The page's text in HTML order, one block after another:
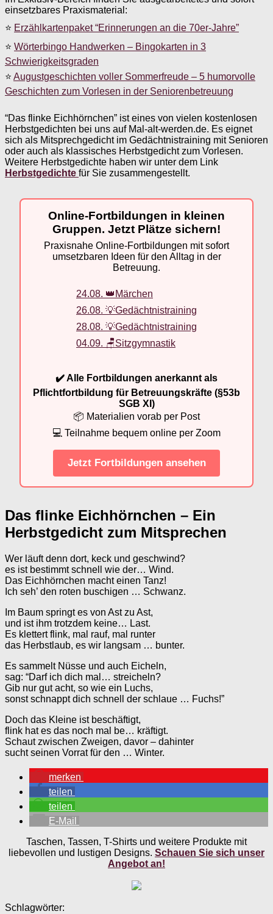
einsetzbares Praxismaterial:
⭐ Erzählkartenpaket “Erinnerungen an die 70er-Jahre”
⭐ Wörterbingo Handwerken – Bingokarten in 3
Schwierigkeitsgraden
⭐ Augustgeschichten voller Sommerfreude – 5 humorvolle
Geschichten zum Vorlesen in der Seniorenbetreuung
“Das flinke Eichhörnchen” ist eines von vielen kostenlosen
Herbstgedichten bei uns auf Mal-alt-werden.de. Es eignet
sich als Mitsprechgedicht im Gedächtnistraining mit Senioren
oder auch als klassisches Herbstgedicht zum Vorlesen.
Weitere Herbstgedichte haben wir unter dem Link
Herbstgedichte für Sie zusammengestellt.
Online-Fortbildungen in kleinen
Gruppen. Jetzt Plätze sichern!
Praxisnahe Online-Fortbildungen mit sofort
umsetzbaren Ideen für den Alltag in der
Betreuung.
24.08. 👑Märchen
26.08. 💡Gedächtnistraining
28.08. 💡Gedächtnistraining
04.09. 🪑Sitzgymnastik
✔️ Alle Fortbildungen anerkannt als
Pflichtfortbildung für Betreuungskräfte (§53b
SGB XI)
📦 Materialien vorab per Post
💻 Teilnahme bequem online per Zoom
Jetzt Fortbildungen ansehen
Das flinke Eichhörnchen – Ein
Herbstgedicht zum Mitsprechen
Wer läuft denn dort, keck und geschwind?
es ist bestimmt schnell wie der… Wind.
Das Eichhörnchen macht einen Tanz!
Ich seh’ den roten buschigen … Schwanz.
Im Baum springt es von Ast zu Ast,
und ist ihm trotzdem keine… Last.
Es klettert flink, mal rauf, mal runter
das Herbstlaub, es wir langsam … bunter.
Es sammelt Nüsse und auch Eicheln,
sag: “Darf ich dich mal… streicheln?
Gib nur gut acht, so wie ein Luchs,
sonst schnappt dich schnell der schlaue … Fuchs!”
Doch das Kleine ist beschäftigt,
flink hat es das noch mal be… kräftigt.
Schaut zwischen Zweigen, davor – dahinter
sucht seinen Vorrat für den … Winter.
merken
teilen
teilen
E-Mail
Taschen, Tassen, T-Shirts und weitere Produkte mit
liebevollen und lustigen Designs. Schauen Sie sich unser
Angebot an!
Schlagwörter: